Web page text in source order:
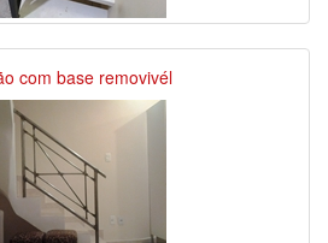
com base removivél